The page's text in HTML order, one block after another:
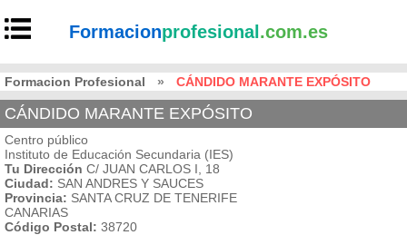
Formacionprofesional .com.es
Formacion Profesional » CÁNDIDO MARANTE EXPÓSITO
CÁNDIDO MARANTE EXPÓSITO
Centro público
Instituto de Educación Secundaria (IES)
Tu Dirección C/ JUAN CARLOS I, 18
Ciudad: SAN ANDRES Y SAUCES
Provincia: SANTA CRUZ DE TENERIFE
CANARIAS
Código Postal: 38720